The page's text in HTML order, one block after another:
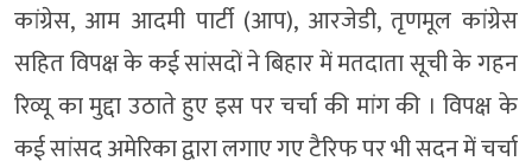
कांग्रेस, आम आदमी पार्टी (आप), आरजेडी, तृणमूल कांग्रेस
सहित विपक्ष के कई सांसदों ने बिहार में मतदाता सूची के गहन
रिव्यू का मुद्दा उठाते हुए इस पर चर्चा की मांग की । विपक्ष के
कई सांसद अमेरिका द्वारा लगाए गए टैरिफ पर भी सदन में चर्चा